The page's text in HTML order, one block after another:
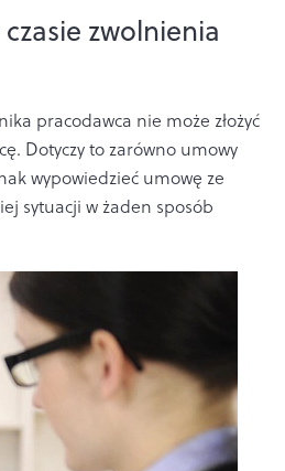
zwolnienia
pracodawca nie może złożyć
Dotyczy to zarówno umowy
wypowiedzieć umowę ze
sytuacji w żaden sposób